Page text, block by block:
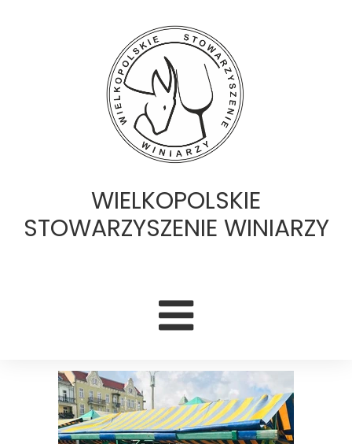
WIELKOPOLSKIE
STOWARZYSZENIE WINIARZY